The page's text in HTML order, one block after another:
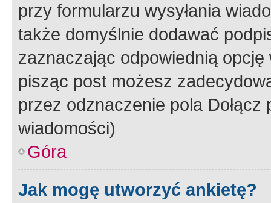
przy formularzu wysyłania
także domyślnie dodawać
zaznaczając odpowiednią
pisząc post możesz
przez odznaczenie pola
wiadomości)
Góra
Jak mogę utworzyć ankietę?